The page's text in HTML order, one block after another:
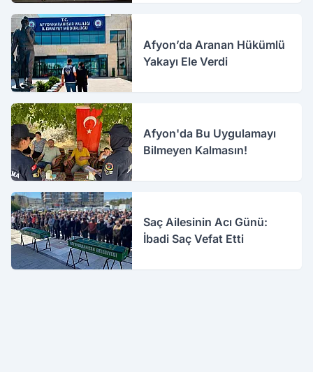
Afyon’da Aranan Hükümlü
Yakayı Ele Verdi
Afyon'da Bu Uygulamayı
Bilmeyen Kalmasın!
Saç Ailesinin Acı Günü:
İbadi Saç Vefat Etti